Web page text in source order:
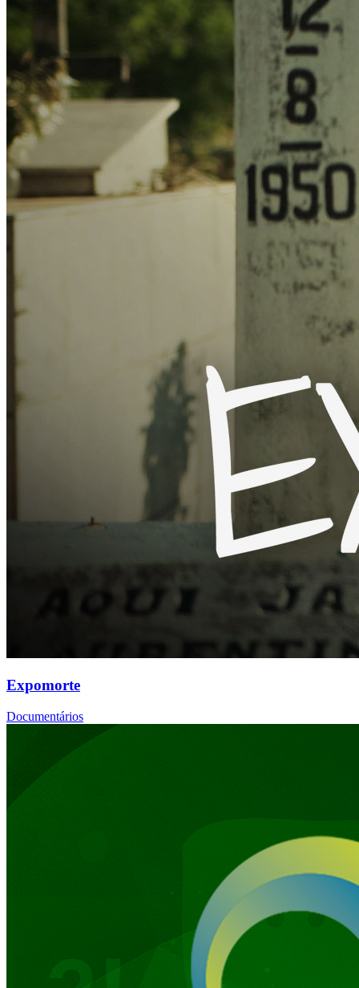
Expomorte
Documentários